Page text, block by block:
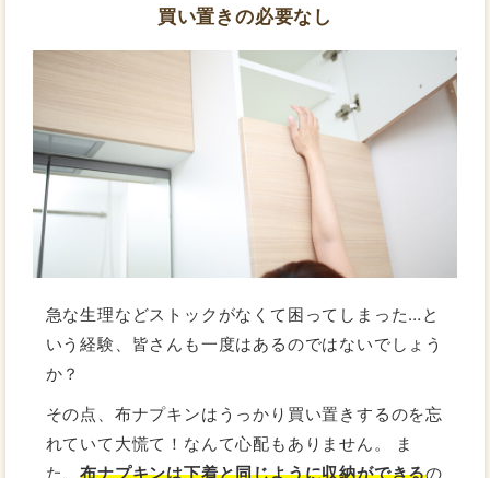
買い置きの必要なし
急な生理などストックがなくて困ってしまった…と
いう経験、皆さんも一度はあるのではないでしょう
か？
その点、布ナプキンはうっかり買い置きするのを忘
れていて大慌て！なんて心配もありません。 ま
た、布ナプキンは下着と同じように収納ができるの